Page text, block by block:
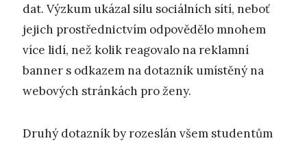
dat. Výzkum ukázal sílu sociálních sítí, neboť
jejich prostřednictvím odpovědělo mnohem
více lidí, než kolik reagovalo na reklamní
banner s odkazem na dotazník umístěný na
webových stránkách pro ženy.
Druhý dotazník by rozeslán všem studentům